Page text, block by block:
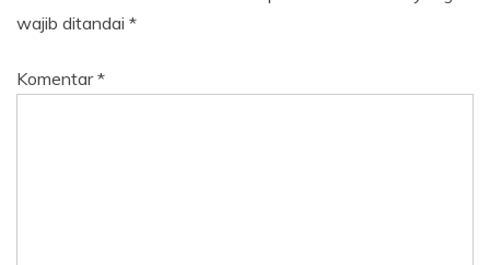
wajib ditandai *
Komentar*